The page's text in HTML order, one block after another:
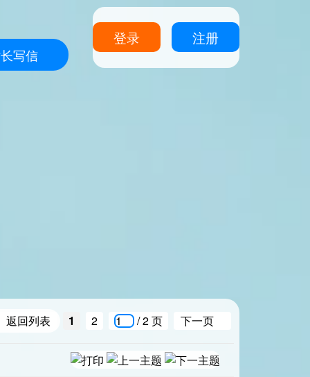
登录 注册
写信
1 2 / 2 页 下一页
返回列表